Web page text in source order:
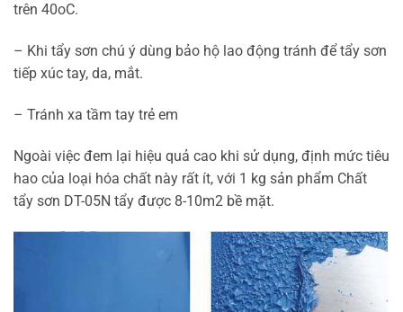
trên 40oC.
– Khi tẩy sơn chú ý dùng bảo hộ lao động tránh để tẩy sơn
tiếp xúc tay, da, mắt.
– Tránh xa tầm tay trẻ em
Ngoài việc đem lại hiệu quả cao khi sử dụng, định mức tiêu
hao của loại hóa chất này rất ít, với 1 kg sản phẩm Chất
tẩy sơn DT-05N tẩy được 8-10m2 bề mặt.